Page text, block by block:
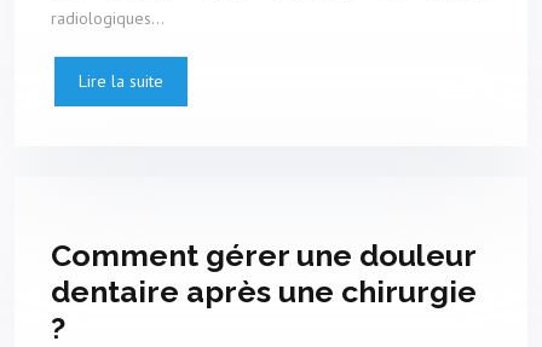
radiologiques…
Lire la suite
Comment gérer une douleur
dentaire après une chirurgie
?